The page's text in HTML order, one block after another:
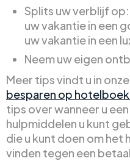
Splits uw verblijf
uw vakantie in een
uw vakantie in een
Neem uw eigen
Meer tips vindt u in
besparen op
tips over wanneer u
hulpmiddelen u kunt
die u kunt doen om het
vinden tegen een